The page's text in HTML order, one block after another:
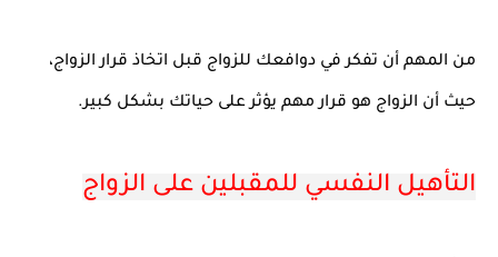
من المهم أن تفكر في دوافعك للزواج قبل اتخاذ قرار الزواج،
حيث أن الزواج هو قرار مهم يؤثر على حياتك بشكل كبير.
التأهيل النفسي للمقبلين على الزواج